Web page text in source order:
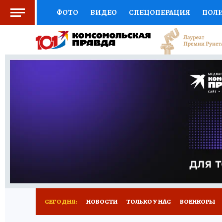
ФОТО ВИДЕО СПЕЦОПЕРАЦИЯ
СОЦПОДДЕРЖКА НАУКА СПОРТ
ВЫБОР ЭКСПЕРТОВ ДОКТОР
ПРОГНОЗЫ НА СПОРТ
НОВОЕ
СЕГОДНЯ: НОВОСТИ ТОЛЬКО У НАС ВОЕНКОРЫ